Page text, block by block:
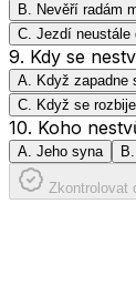
B. Nevěří radám
C. Jezdí neustále
9. Kdy se
A. Když zapadne
C. Když se
10. Koho
A. Jeho syna B.
Zkontrolovat